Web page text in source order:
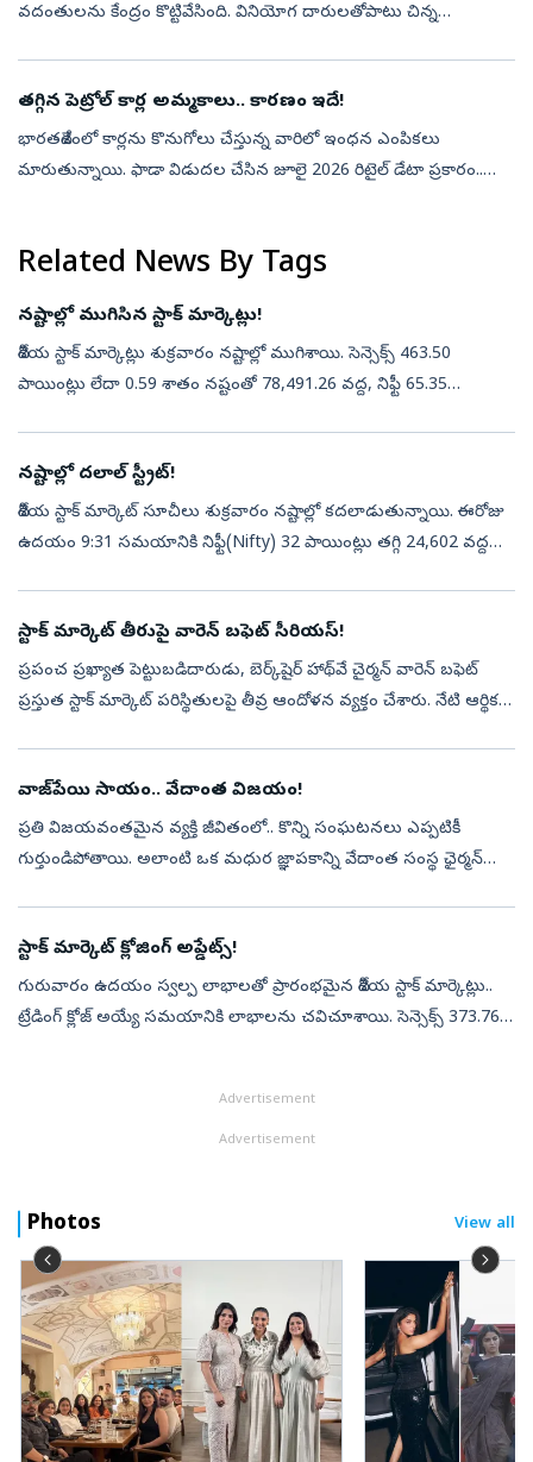
వదంతులను కేంద్రం కొట్టివేసింది. వినియోగ దారులతోపాటు చిన్న
తగ్గిన పెట్రోల్ కార్ల అమ్మకాలు.. కారణం ఇదే!
భారతదేశంలో కార్లను కొనుగోలు చేస్తున్న వారిలో ఇంధన ఎంపికలు
మారుతున్నాయి. ఫాడా విడుదల చేసిన జూలై 2026 రిటైల్ డేటా ప్రకారం..
Related News By Tags
నష్టాల్లో ముగిసిన స్టాక్ మార్కెట్లు!
దేశీయ స్టాక్ మార్కెట్లు శుక్రవారం నష్టాల్లో ముగిశాయి. సెన్సెక్స్ 463.50
పాయింట్లు లేదా 0.59 శాతం నష్టంతో 78,491.26 వద్ద, నిఫ్టీ 65.35
నష్టాల్లో దలాల్ స్ట్రీట్!
దేశీయ స్టాక్‌ మార్కెట్‌ సూచీలు శుక్రవారం నష్టాల్లో కదలాడుతున్నాయి. ఈరోజు
ఉదయం 9:31 సమయానికి నిఫ్టీ(Nifty) 32 పాయింట్లు తగ్గి 24,602 వద్దకు
స్టాక్ మార్కెట్ తీరుపై వారెన్ బఫెట్ సీరియస్!
ప్రపంచ ప్రఖ్యాత పెట్టుబడిదారుడు, బెర్క్‌షైర్ హాథ్‌వే చైర్మన్ వారెన్ బఫెట్
ప్రస్తుత స్టాక్ మార్కెట్ పరిస్థితులపై తీవ్ర ఆందోళన వ్యక్తం చేశారు. నేటి ఆర్థిక
వాజ్‌పేయి సాయం.. వేదాంత విజయం!
ప్రతి విజయవంతమైన వ్యక్తి జీవితంలో.. కొన్ని సంఘటనలు ఎప్పటికీ
గుర్తుండిపోతాయి. అలాంటి ఒక మధుర జ్ఞాపకాన్ని వేదాంత సంస్థ ఛైర్మన్
స్టాక్ మార్కెట్ క్లోజింగ్ అప్డేట్స్!
గురువారం ఉదయం స్వల్ప లాభాలతో ప్రారంభమైన దేశీయ స్టాక్ మార్కెట్లు..
ట్రేడింగ్ క్లోజ్ అయ్యే సమయానికి లాభాలను చవిచూశాయి. సెన్సెక్స్ 373.76
Advertisement
Advertisement
Photos View all